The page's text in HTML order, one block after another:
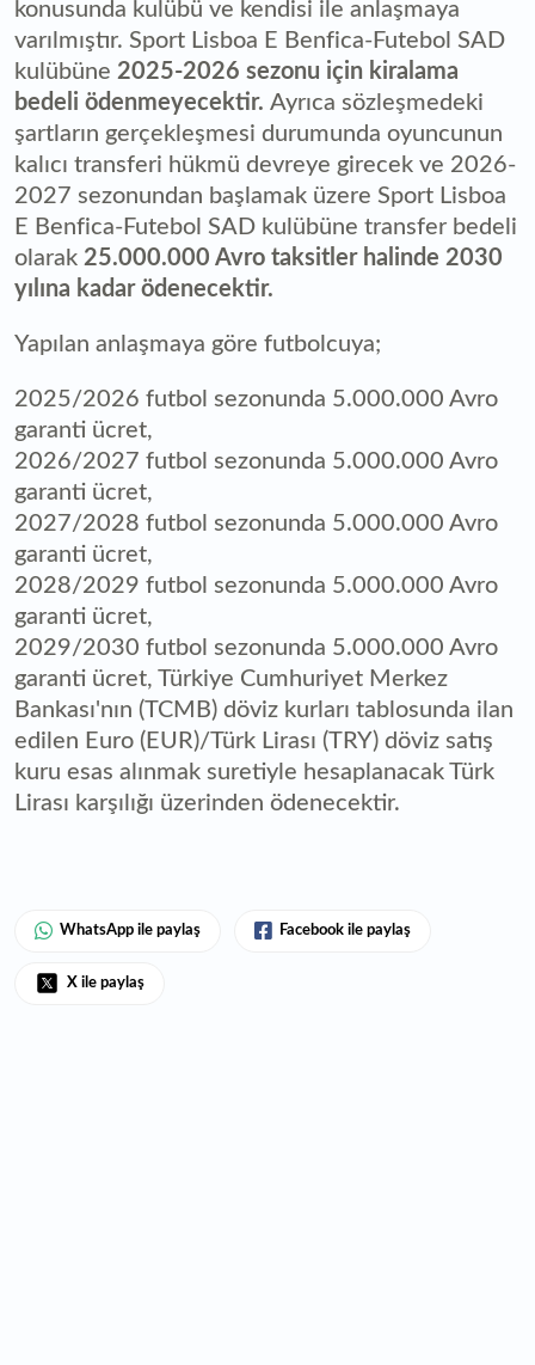
konusunda kulübü ve kendisi ile anlaşmaya
varılmıştır. Sport Lisboa E Benfica-Futebol SAD
kulübüne 2025-2026 sezonu için kiralama
bedeli ödenmeyecektir. Ayrıca sözleşmedeki
şartların gerçekleşmesi durumunda oyuncunun
kalıcı transferi hükmü devreye girecek ve 2026-
2027 sezonundan başlamak üzere Sport Lisboa
E Benfica-Futebol SAD kulübüne transfer bedeli
olarak 25.000.000 Avro taksitler halinde 2030
yılına kadar ödenecektir.
Yapılan anlaşmaya göre futbolcuya;
2025/2026 futbol sezonunda 5.000.000 Avro
garanti ücret,
2026/2027 futbol sezonunda 5.000.000 Avro
garanti ücret,
2027/2028 futbol sezonunda 5.000.000 Avro
garanti ücret,
2028/2029 futbol sezonunda 5.000.000 Avro
garanti ücret,
2029/2030 futbol sezonunda 5.000.000 Avro
garanti ücret, Türkiye Cumhuriyet Merkez
Bankası'nın (TCMB) döviz kurları tablosunda ilan
edilen Euro (EUR)/Türk Lirası (TRY) döviz satış
kuru esas alınmak suretiyle hesaplanacak Türk
Lirası karşılığı üzerinden ödenecektir.
WhatsApp ile paylaş Facebook ile paylaş
X ile paylaş